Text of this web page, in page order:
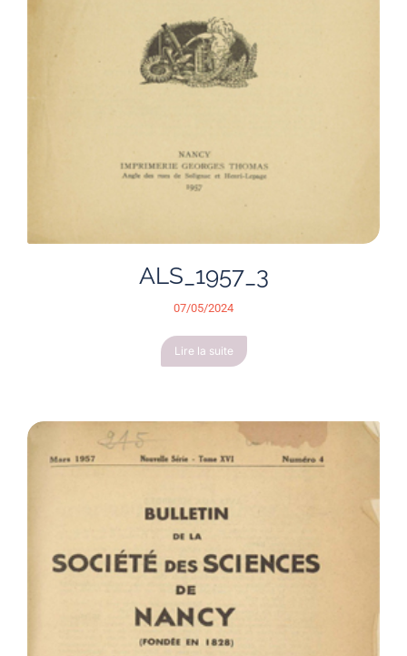
ALS_1957_3
07/05/2024
Lire la suite